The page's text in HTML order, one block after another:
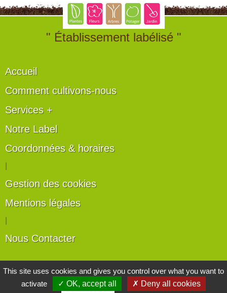
" Établissement labélisé "
Accueil
Comment cultivons-nous
Services +
Notre Label
Coordonnées & horaires
Gestion des cookies
Mentions légales
Nous Contacter
Les artisans du végétal
Horticulteurs et pépinièristes de France
This site uses cookies and gives you control over what you want to
activate
✓ OK, accept all ✗ Deny all cookies